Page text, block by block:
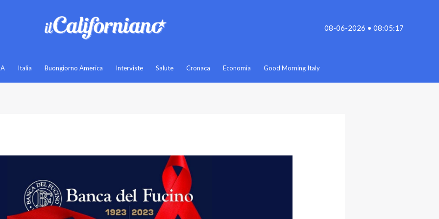
08-06-2026 • 08:05:17
Italia Buongiorno America Interviste Salute Cronaca Economia Good Morning Italy